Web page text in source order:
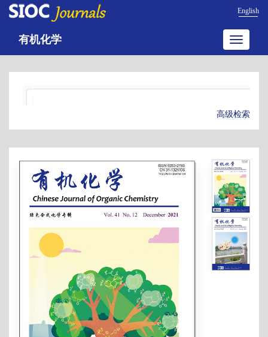
English
Toggle
有机化学
高级检索